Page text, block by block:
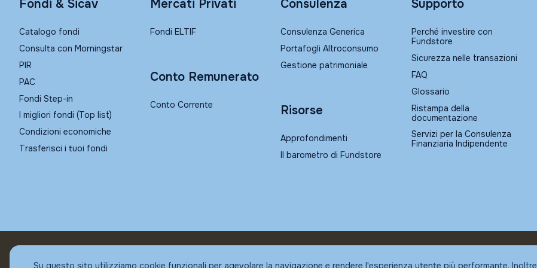
Fondi & Sicav
Catalogo fondi
Consulta con Morningstar
PIR
PAC
Fondi Step-in
I migliori fondi (Top list)
Condizioni economiche
Trasferisci i tuoi fondi
Mercati Privati
Fondi ELTIF
Conto Remunerato
Conto Corrente
Consulenza
Consulenza Generica
Portafogli Altroconsumo
Gestione patrimoniale
Risorse
Approfondimenti
Il barometro di Fundstore
Supporto
Perché investire con
Fundstore
Sicurezza nelle transazioni
FAQ
Glossario
Ristampa della
documentazione
Servizi per la Consulenza
Finanziaria Indipendente
Su questo sito utilizziamo cookie funzionali per agevolare la navigazione e rendere l'esperienza utente più performante. Inoltre